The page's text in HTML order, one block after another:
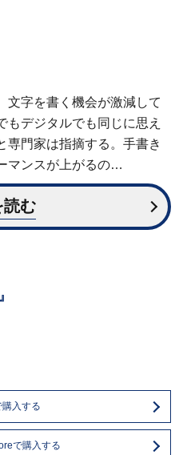
文字を書く機会が激減して
もデジタルでも同じに思え
専門家は指摘する。手書き
マンスが上がるの…
読む
入する
で購入する